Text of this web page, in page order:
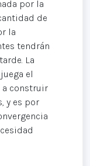
por la
de
la
tendrán
La
el
a construir
y es por